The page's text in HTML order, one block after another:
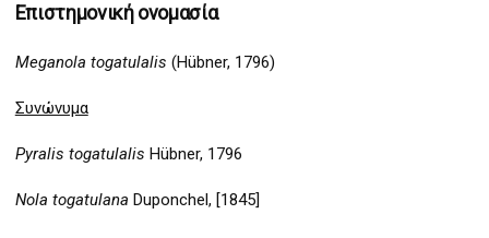
Επιστημονική ονομασία
Meganola togatulalis (Hübner, 1796)
Συνώνυμα
Pyralis togatulalis Hübner, 1796
Nola togatulana Duponchel, [1845]